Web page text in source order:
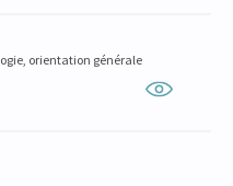
orientation générale